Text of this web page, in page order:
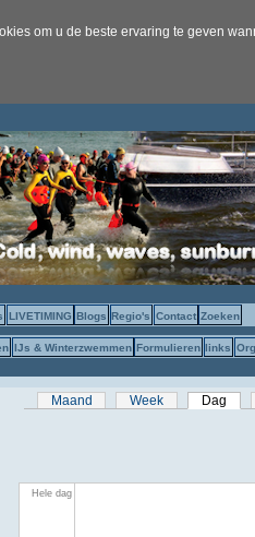
om u de beste ervaring te geven
LIVETIMING Blogs Regio's Contact Zoeken
IJs & Winterzwemmen Formulieren links
Primaire tabs
Maand Week Dag
Hele dag